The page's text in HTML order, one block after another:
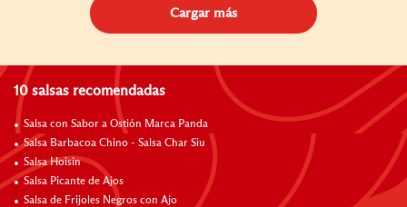
Cargar más
10 salsas recomendadas
Salsa con Sabor a Ostión Marca Panda
Salsa Barbacoa Chino - Salsa Char Siu
Salsa Hoisin
Salsa Picante de Ajos
Salsa de Frijoles Negros con Ajo